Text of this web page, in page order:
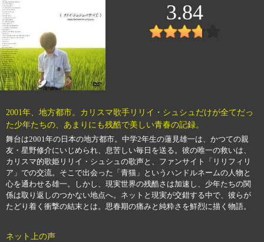
3.84
2001年、地方都市。カリスマ歌手リリイ・シュシュだけが全てだっ
た少年たちの、あまりにも残酷で美しい青春の記録。
舞台は2001年の日本の地方都市。中学2年生の蓮見雄一は、かつての親
友・星野修介にいじめられ、息苦しい毎日を送る。彼の唯一の救いは、
カリスマ的歌姫リリイ・シュシュの歌声と、ファンサイト「リリフィリ
ア」での交流。そこで出会った「青猫」というハンドルネームの人物と
心を通わせる雄一。しかし、現実世界の残酷さは加速し、少年たちの関
係は取り返しのつかない地点へ。ネットと現実が交錯する中で、彼らが
たどり着く衝撃の結末とは。思春期の痛みと純粋さを鮮烈に描く物語。
ネット上の声